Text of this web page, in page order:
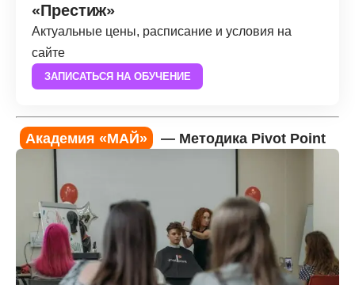
«Престиж»
Актуальные цены, расписание и условия на
сайте
ЗАПИСАТЬСЯ НА ОБУЧЕНИЕ
Академия «МАЙ» — Методика Pivot Point